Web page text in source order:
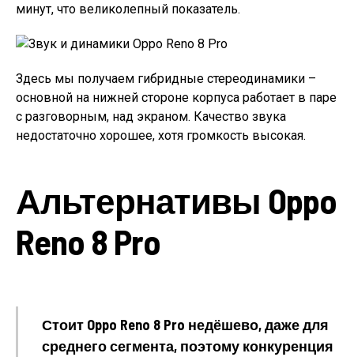
минут, что великолепный показатель.
Здесь мы получаем гибридные стереодинамики –
основной на нижней стороне корпуса работает в паре
с разговорным, над экраном. Качество звука
недостаточно хорошее, хотя громкость высокая.
Альтернативы Oppo
Reno 8 Pro
Стоит Oppo Reno 8 Pro недёшево, даже для
среднего сегмента, поэтому конкуренция